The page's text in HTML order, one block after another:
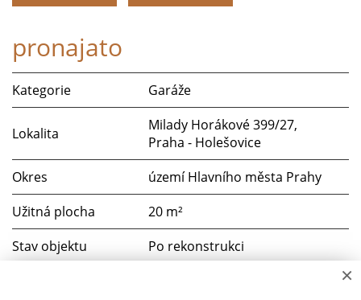
pronajato
Kategorie Garáže
Lokalita
Milady Horákové 399/27,
Praha - Holešovice
Okres
území Hlavního města Prahy
Užitná plocha
20 m²
Stav objektu
Po rekonstrukci
×